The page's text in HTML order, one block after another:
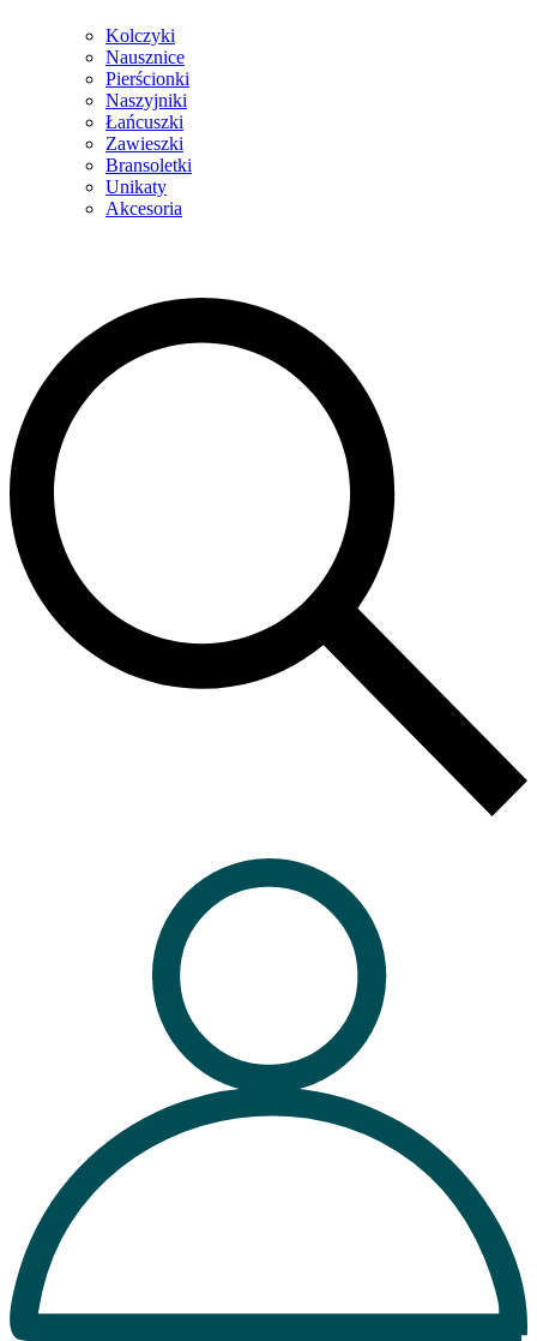
Kolczyki
Nausznice
Pierścionki
Naszyjniki
Łańcuszki
Zawieszki
Bransoletki
Unikaty
Akcesoria